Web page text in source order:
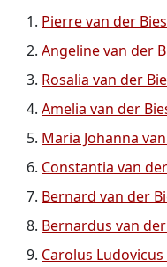
Pierre van der
Angeline van der
Rosalia van der
Amelia van der
Maria Johanna
Constantia van
Bernard van der
Bernardus van
Carolus